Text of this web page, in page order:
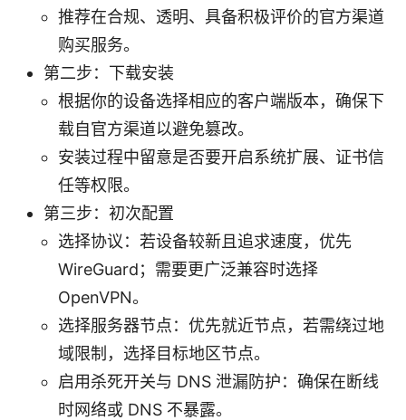
推荐在合规、透明、具备积极评价的官方渠道
购买服务。
第二步：下载安装
根据你的设备选择相应的客户端版本，确保下
载自官方渠道以避免篡改。
安装过程中留意是否要开启系统扩展、证书信
任等权限。
第三步：初次配置
选择协议：若设备较新且追求速度，优先
WireGuard；需要更广泛兼容时选择
OpenVPN。
选择服务器节点：优先就近节点，若需绕过地
域限制，选择目标地区节点。
启用杀死开关与 DNS 泄漏防护：确保在断线
时网络或 DNS 不暴露。